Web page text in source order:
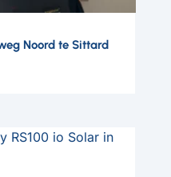
Noord te Sittard